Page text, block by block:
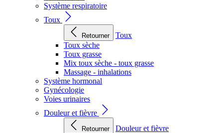
Système respiratoire
Toux
Retourner
Toux
Toux sèche
Toux grasse
Mix toux sèche - toux grasse
Massage - inhalations
Système hormonal
Gynécologie
Voies urinaires
Douleur et fièvre
Retourner
Douleur et fièvre